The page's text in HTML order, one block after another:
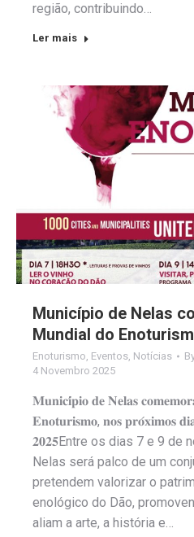
região, contribuindo…
Ler mais
Município de Nelas
Mundial do
Enoturismo, Eventos, Notícias
4 Novembro 2025
𝐌𝐮𝐧𝐢𝐜𝐢́𝐩𝐢𝐨 𝐝𝐞 𝐍𝐞𝐥𝐚𝐬
𝐄𝐧𝐨𝐭𝐮𝐫𝐢𝐬𝐦𝐨, 𝐧𝐨𝐬 𝐩𝐫𝐨́𝐱𝐢𝐦𝐨𝐬
𝟐𝟎𝟐𝟓Entre os dias 7 e 9 de
Nelas será palco de um
pretendem valorizar o
enológico do Dão,
aliam a arte, a história e…